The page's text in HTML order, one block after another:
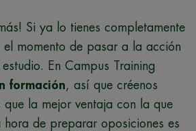
Si ya lo tienes completamente
momento de pasar a la acción
En Campus Training
formación, así que créenos
que la mejor ventaja con la que
hora de preparar oposiciones es